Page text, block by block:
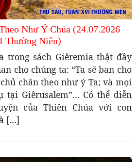
Như Ý Chúa (24.07.2026
Thường Niên)
trong sách Giêremia thật đầy
cho chúng ta: “Ta sẽ ban cho
chăn theo như ý Ta; và mọi
tại Giêrusalem”… Có thể diễn
của Thiên Chúa với con
[…]